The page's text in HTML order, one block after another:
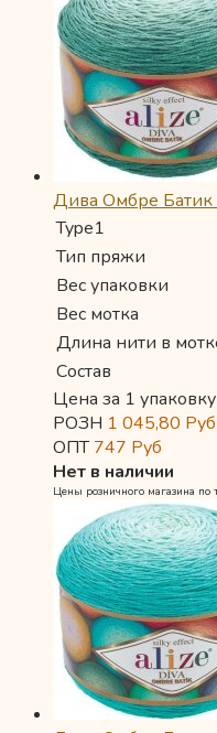
Дива Омбре
Type1
Тип пряжи
Вес упаковки
Вес мотка
Длина нити в
Состав
Цена за 1
РОЗН 1 045,80 Руб
ОПТ747 Руб
Нет в наличии
Цены розничного магазина